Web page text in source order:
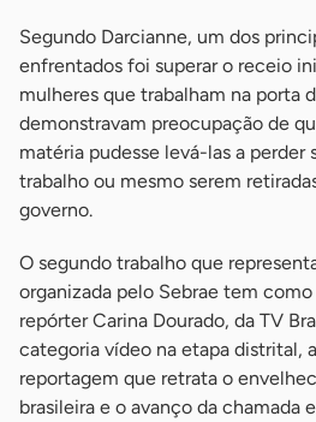
Segundo Darcianne, um dos
enfrentados foi superar o receio
mulheres que trabalham na porta
demonstravam preocupação de
matéria pudesse levá-las a perder
trabalho ou mesmo serem
governo.
O segundo trabalho que
organizada pelo Sebrae tem
repórter Carina Dourado, da TV
categoria vídeo na etapa distrital,
reportagem que retrata o
brasileira e o avanço da chamada